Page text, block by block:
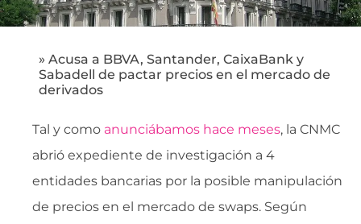
» Acusa a BBVA, Santander, CaixaBank y
Sabadell de pactar precios en el mercado de
derivados
Tal y como anunciábamos hace meses, la CNMC
abrió expediente de investigación a 4
entidades bancarias por la posible manipulación
de precios en el mercado de swaps. Según